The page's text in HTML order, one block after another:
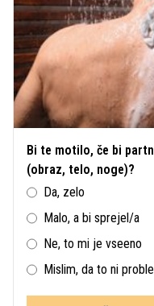
Bi te motilo, če bi
(obraz, telo, noge)?
Da, zelo
Malo, a bi sprejel/a
Ne, to mi je vseeno
Mislim, da to ni